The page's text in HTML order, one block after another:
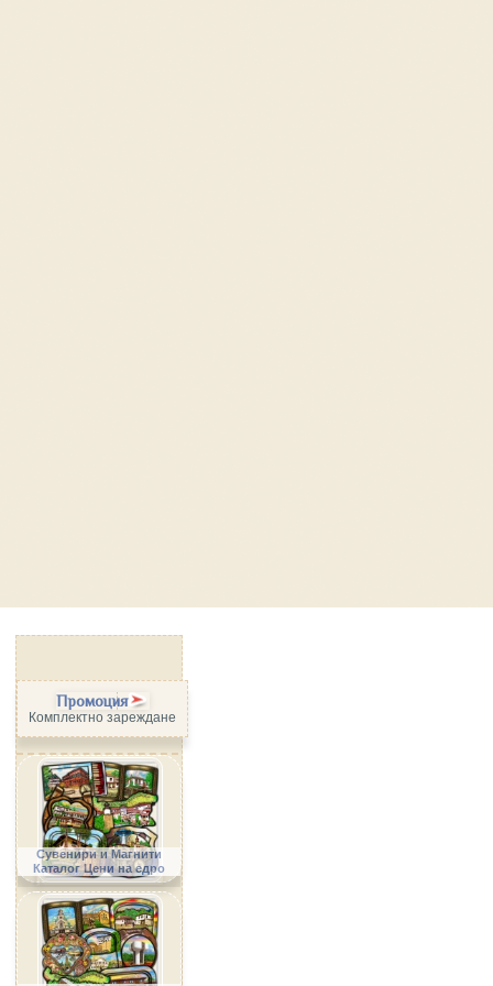
Промоция
Комплектно зареждане
Сувенири и Магнити
Каталог Цени на едро